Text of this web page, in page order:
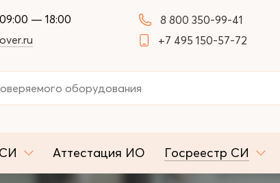
— 18:00
8 800 350-99-41
+7 495 150-57-72
Аттестация ИО Госреестр СИ